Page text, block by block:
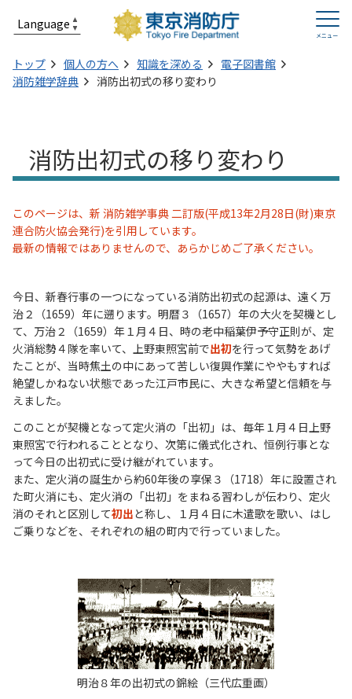
トップ 個人の方へ 知識を深める
電子図書館
消防雑学辞典
消防出初式の移り変わり
消防出初式の移り変わり
このページは、新 消防雑学事典 二訂版(平成13年2月28日(財)東京
連合防火協会発行)を引用しています。
最新の情報ではありませんので、あらかじめご了承ください。
今日、新春行事の一つになっている消防出初式の起源は、遠く万
治２（1659）年に遡ります。明暦３（1657）年の大火を契機とし
て、万治２（1659）年１月４日、時の老中稲葉伊予守正則が、定
火消総勢４隊を率いて、上野東照宮前で出初を行って気勢をあげ
たことが、当時焦土の中にあって苦しい復興作業にややもすれば
絶望しかねない状態であった江戸市民に、大きな希望と信頼を与
えました。
このことが契機となって定火消の「出初」は、毎年１月４日上野
東照宮で行われることとなり、次第に儀式化され、恒例行事とな
って今日の出初式に受け継がれています。
また、定火消の誕生から約60年後の享保３（1718）年に設置され
た町火消にも、定火消の「出初」をまねる習わしが伝わり、定火
消のそれと区別して初出と称し、１月４日に木遣歌を歌い、はし
ご乗りなどを、それぞれの組の町内で行っていました。
明治８年の出初式の錦絵（三代広重画）